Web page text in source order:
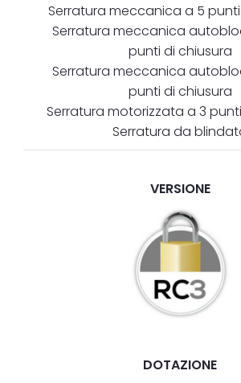
Serratura meccanica a 5
Serratura meccanica
punti di chiusura
Serratura meccanica
punti di chiusura
Serratura motorizzata a 3
Serratura da
VERSIONE
DOTAZIONE